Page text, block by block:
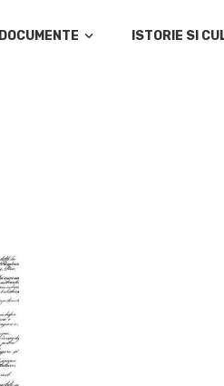
DOCUMENTE ISTORIE SI